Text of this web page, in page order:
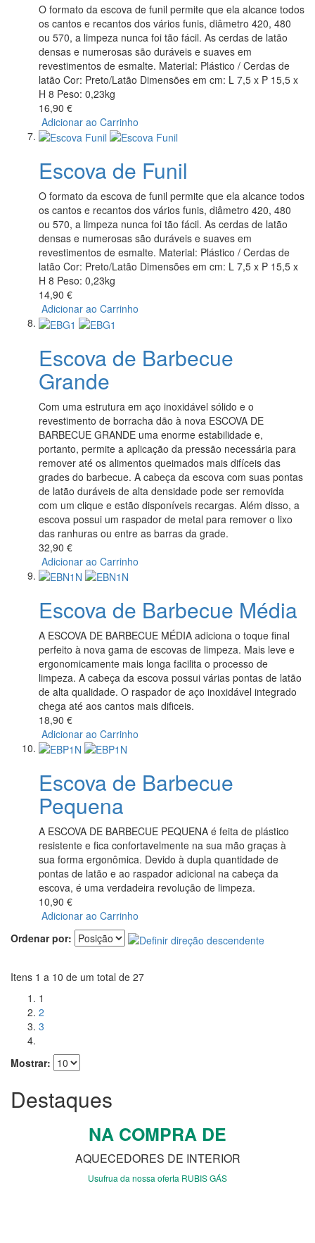
O formato da escova de funil permite que ela alcance todos
os cantos e recantos dos vários funis, diâmetro 420, 480
ou 570, a limpeza nunca foi tão fácil. As cerdas de latão
densas e numerosas são duráveis ​​e suaves em
revestimentos de esmalte. Material: Plástico / Cerdas de
latão Cor: Preto/Latão Dimensões em cm: L 7,5 x P 15,5 x
H 8 Peso: 0,23kg
16,90 €
Adicionar ao Carrinho
Escova de Funil
O formato da escova de funil permite que ela alcance todos
os cantos e recantos dos vários funis, diâmetro 420, 480
ou 570, a limpeza nunca foi tão fácil. As cerdas de latão
densas e numerosas são duráveis ​​e suaves em
revestimentos de esmalte. Material: Plástico / Cerdas de
latão Cor: Preto/Latão Dimensões em cm: L 7,5 x P 15,5 x
H 8 Peso: 0,23kg
14,90 €
Adicionar ao Carrinho
Escova de Barbecue
Grande
Com uma estrutura em aço inoxidável sólido e o
revestimento de borracha dão à nova ESCOVA DE
BARBECUE GRANDE uma enorme estabilidade e,
portanto, permite a aplicação da pressão necessária para
remover até os alimentos queimados mais difíceis das
grades do barbecue. A cabeça da escova com suas pontas
de latão duráveis de alta densidade pode ser removida
com um clique e estão disponíveis recargas. Além disso, a
escova possui um raspador de metal para remover o lixo
das ranhuras ou entre as barras da grade.
32,90 €
Adicionar ao Carrinho
Escova de Barbecue Média
A ESCOVA DE BARBECUE MÉDIA adiciona o toque final
perfeito à nova gama de escovas de limpeza. Mais leve e
ergonomicamente mais longa facilita o processo de
limpeza. A cabeça da escova possui várias pontas de latão
de alta qualidade. O raspador de aço inoxidável integrado
chega até aos cantos mais dificeis.
18,90 €
Adicionar ao Carrinho
Escova de Barbecue
Pequena
A ESCOVA DE BARBECUE PEQUENA é feita de plástico
resistente e fica confortavelmente na sua mão graças à
sua forma ergonômica. Devido à dupla quantidade de
pontas de latão e ao raspador adicional na cabeça da
escova, é uma verdadeira revolução de limpeza.
10,90 €
Adicionar ao Carrinho
Ordenar por:
Itens 1 a 10 de um total de 27
1
2
3
Mostrar:
Destaques
NA COMPRA DE
AQUECEDORES DE INTERIOR
Usufrua da nossa oferta RUBIS GÁS